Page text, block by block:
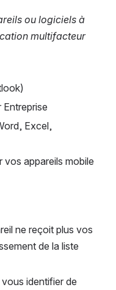
ou logiciels à
multifacteur
Excel,
vos appareils mobile
ne reçoit plus vos
de la liste
identifier de